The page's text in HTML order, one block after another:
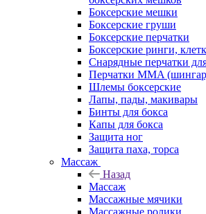
Боксерские мешки
Боксерские груши
Боксерские перчатки
Боксерские ринги,
Снарядные перчатки
Перчатки MMA
Шлемы боксерские
Лапы, пады, макивары
Бинты для бокса
Капы для бокса
Защита ног
Защита паха, торса
Массаж
Назад
Массаж
Массажные мячики
Массажные ролики